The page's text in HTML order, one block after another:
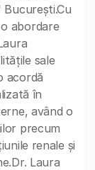
abordare
sale
acordă
în
având o
precum
renale și
Laura